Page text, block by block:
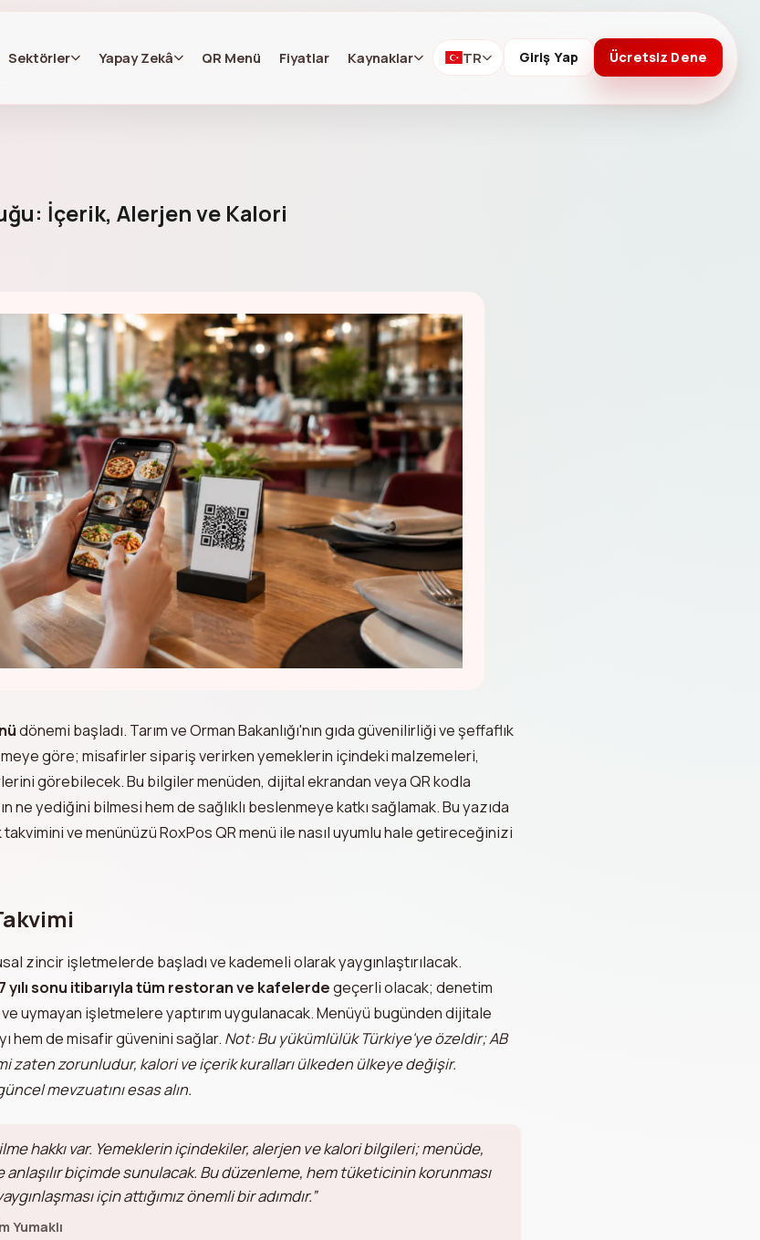
Sektörler Yapay Zekâ QR Menü Fiyatlar Kaynaklar TR Giriş Yap Ücretsiz Dene
İçerik, Alerjen ve Kalori
dönemi başladı. Tarım ve Orman Bakanlığı'nın gıda güvenilirliği ve şeffaflık
göre; misafirler sipariş verirken yemeklerin içindeki malzemeleri,
görebilecek. Bu bilgiler menüden, dijital ekrandan veya QR kodla
ne yediğini bilmesi hem de sağlıklı beslenmeye katkı sağlamak. Bu yazıda
ve menünüzü RoxPos QR menü ile nasıl uyumlu hale getireceğinizi
zincir işletmelerde başladı ve kademeli olarak yaygınlaştırılacak.
yılı sonu itibarıyla tüm restoran ve kafelerdegeçerli olacak; denetim
uymayan işletmelere yaptırım uygulanacak. Menüyü bugünden dijitale
hem de misafir güvenini sağlar. Not: Bu yükümlülük Türkiye'ye özeldir; AB
zaten zorunludur, kalori ve içerik kuralları ülkeden ülkeye değişir.
mevzuatını esas alın.
hakkı var. Yemeklerin içindekiler, alerjen ve kalori bilgileri; menüde,
anlaşılır biçimde sunulacak. Bu düzenleme, hem tüketicinin korunması
için attığımız önemli bir adımdır.”
Yumaklı